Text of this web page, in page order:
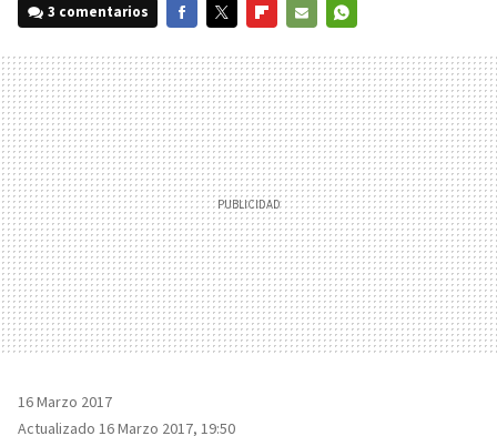
3 comentarios
MAIL
16 Marzo 2017
Actualizado 16 Marzo 2017, 19:50